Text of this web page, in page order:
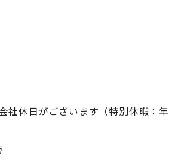
休日がございます（特別休暇：年